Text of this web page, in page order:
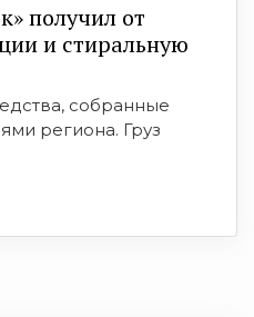
получил от
и стиральную
собранные
региона. Груз